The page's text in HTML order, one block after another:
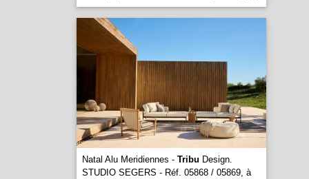
Natal Alu Meridiennes - Tribu Design.
STUDIO SEGERS - Réf. 05868 / 05869, à